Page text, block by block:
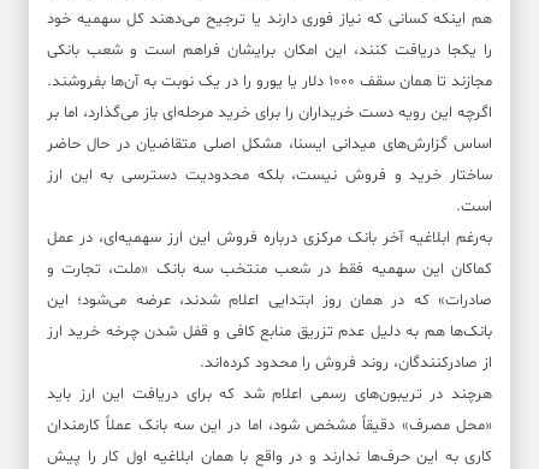
هم اینکه کسانی که نیاز فوری دارند یا ترجیح می‌دهند کل سهمیه خود
را یکجا دریافت کنند، این امکان برایشان فراهم است و شعب بانکی
مجازند تا همان سقف ۱۰۰۰ دلار یا یورو را در یک نوبت به آن‌ها بفروشند.
اگرچه این رویه دست خریداران را برای خرید مرحله‌ای باز می‌گذارد، اما بر
اساس گزارش‌های میدانی ایسنا، مشکل اصلی متقاضیان در حال حاضر
ساختار خرید و فروش نیست، بلکه محدودیت دسترسی به این ارز
است.
به‌رغم ابلاغیه آخر بانک مرکزی درباره فروش این ارز سهمیه‌ای، در عمل
کماکان این سهمیه فقط در شعب منتخب سه بانک «ملت، تجارت و
صادرات» که در همان روز ابتدایی اعلام شدند، عرضه می‌شود؛ این
بانک‌ها هم به دلیل عدم تزریق منابع کافی و قفل شدن چرخه خرید ارز
از صادرکنندگان، روند فروش را محدود کرده‌اند.
هرچند در تریبون‌های رسمی اعلام شد که برای دریافت این ارز باید
«محل مصرف» دقیقاً مشخص شود، اما در این سه بانک عملاً کارمندان
کاری به این حرف‌ها ندارند و در واقع با همان ابلاغیه اول کار را پیش